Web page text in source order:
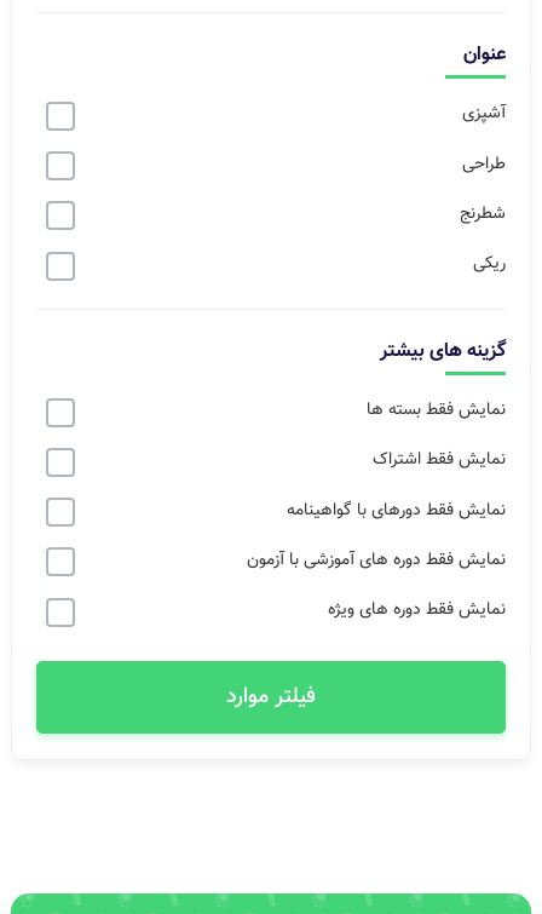
عنوان
آشپزی
طراحی
شطرنج
ریکی
گزینه های بیشتر
نمایش فقط بسته ها
نمایش فقط اشتراک
نمایش فقط دورهای با گواهینامه
نمایش فقط دوره های آموزشی با آزمون
نمایش فقط دوره های ویژه
فیلتر موارد